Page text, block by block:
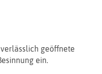
geöffnete
ein.